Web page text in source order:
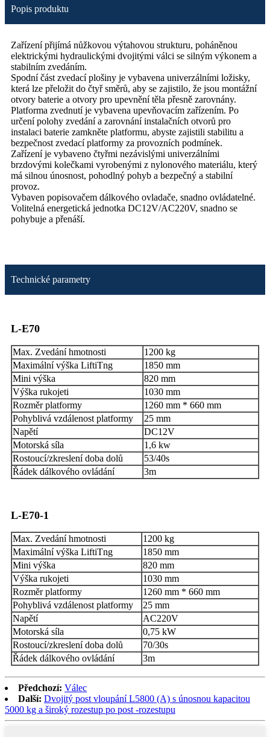
Popis produktu
Zařízení přijímá nůžkovou výtahovou strukturu, poháněnou
elektrickými hydraulickými dvojitými válci se silným výkonem a
stabilním zvedáním.
Spodní část zvedací plošiny je vybavena univerzálními ložisky,
která lze přeložit do čtyř směrů, aby se zajistilo, že jsou montážní
otvory baterie a otvory pro upevnění těla přesně zarovnány.
Platforma zvednutí je vybavena upevňovacím zařízením. Po
určení polohy zvedání a zarovnání instalačních otvorů pro
instalaci baterie zamkněte platformu, abyste zajistili stabilitu a
bezpečnost zvedací platformy za provozních podmínek.
Zařízení je vybaveno čtyřmi nezávislými univerzálními
brzdovými kolečkami vyrobenými z nylonového materiálu, který
má silnou únosnost, pohodlný pohyb a bezpečný a stabilní
provoz.
Vybaven popisovačem dálkového ovladače, snadno ovládatelné.
Volitelná energetická jednotka DC12V/AC220V, snadno se
pohybuje a přenáší.
Technické parametry
L-E70
Max. Zvedání hmotnosti
1200 kg
Maximální výška LiftiTng
1850 mm
Mini výška
820 mm
Výška rukojeti
1030 mm
Rozměr platformy
1260 mm * 660 mm
Pohyblivá vzdálenost platformy
25 mm
Napětí
DC12V
Motorská síla
1,6 kw
Rostoucí/zkreslení doba dolů
53/40s
Řádek dálkového ovládání
3m
L-E70-1
Max. Zvedání hmotnosti
1200 kg
Maximální výška LiftiTng
1850 mm
Mini výška
820 mm
Výška rukojeti
1030 mm
Rozměr platformy
1260 mm * 660 mm
Pohyblivá vzdálenost platformy
25 mm
Napětí
AC220V
Motorská síla
0,75 kW
Rostoucí/zkreslení doba dolů
70/30s
Řádek dálkového ovládání
3m
Předchozí: Válec
Další: Dvojitý post vloupání L5800 (A) s únosnou kapacitou
5000 kg a široký rozestup po post -rozestupu